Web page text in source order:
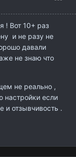
! Вот 10+ раз
и не разу не
давали
не знаю что
не реально ,
настройки если
и отзывчивость .